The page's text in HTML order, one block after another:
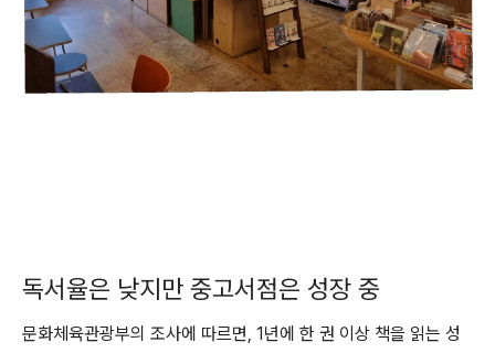
독서율은 낮지만 중고서점은 성장 중
문화체육관광부의 조사에 따르면, 1년에 한 권 이상 책을 읽는 성